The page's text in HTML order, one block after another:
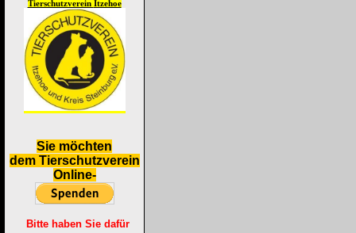
Tierschutzverein Itzehoe
Sie möchten
dem Tierschutzverein
Online-
Bitte haben Sie dafür